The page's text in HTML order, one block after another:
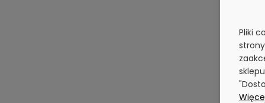
Pliki